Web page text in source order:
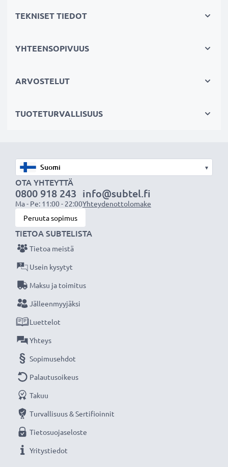
Väri: Musta
★ 3 Vuoden Takuu ★
siksi tarjoamme 36 kuukauden takuun!
TEKNISET TIEDOT
YHTEENSOPIVUUS
ARVOSTELUT
TUOTETURVALLISUUS
▾
OTA YHTEYTTÄ
0800 918 243
Ma - Pe: 11:00 - 22:00
info@subtel.fi
Yhteydenottolomake
Peruuta sopimus
TIETOA SUBTELISTA
Tietoa meistä
Usein kysytyt
Maksu ja toimitus
Jälleenmyyjäksi
Luettelot
Yhteys
Sopimusehdot
Palautusoikeus
Takuu
Turvallisuus & Sertifioinnit
Tietosuojaseloste
Yritystiedot